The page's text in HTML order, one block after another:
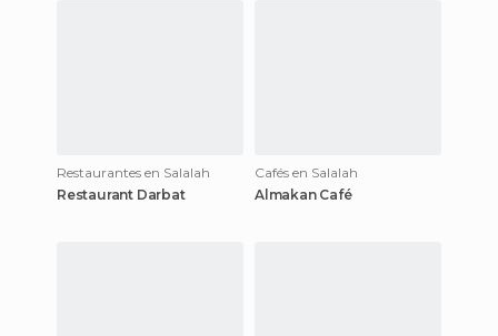
Restaurantes en Salalah
Restaurant Darbat
Cafés en Salalah
Almakan Café